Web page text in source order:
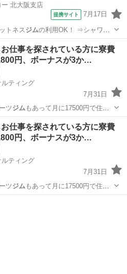
北大阪支店
提携サイト 7月17日
トネス ジムの利用OK！ ⇒シャワー
仕事を探されている方に寮費
円、ボーナスが3か…
ティング
7月31日
ツジムもあって月に17500円で住め
タッフ
仕事を探されている方に寮費
円、ボーナスが3か…
ティング
7月31日
ツジムもあって月に17500円で住め